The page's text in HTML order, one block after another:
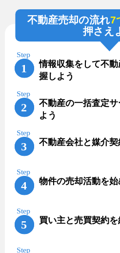
不動産売却の流れ7
押さえ
情報収集をして不
握しよう
不動産の一括査定
よう
不動産会社と媒介契
物件の売却活動を始
買い主と売買契約を